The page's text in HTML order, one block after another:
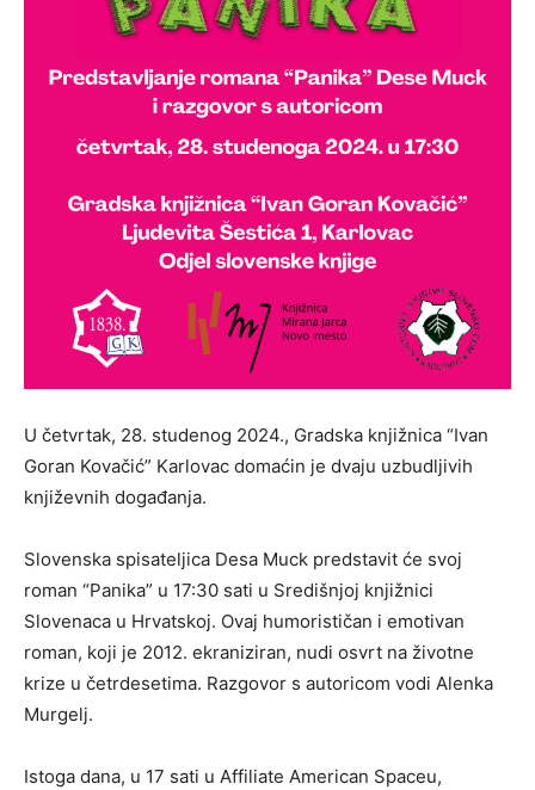
U četvrtak, 28. studenog 2024., Gradska knjižnica “Ivan
Goran Kovačić” Karlovac domaćin je dvaju uzbudljivih
književnih događanja.
Slovenska spisateljica Desa Muck predstavit će svoj
roman “Panika” u 17:30 sati u Središnjoj knjižnici
Slovenaca u Hrvatskoj. Ovaj humorističan i emotivan
roman, koji je 2012. ekraniziran, nudi osvrt na životne
krize u četrdesetima. Razgovor s autoricom vodi Alenka
Murgelj.
Istoga dana, u 17 sati u Affiliate American Spaceu,